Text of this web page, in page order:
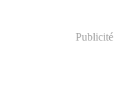
Publicité